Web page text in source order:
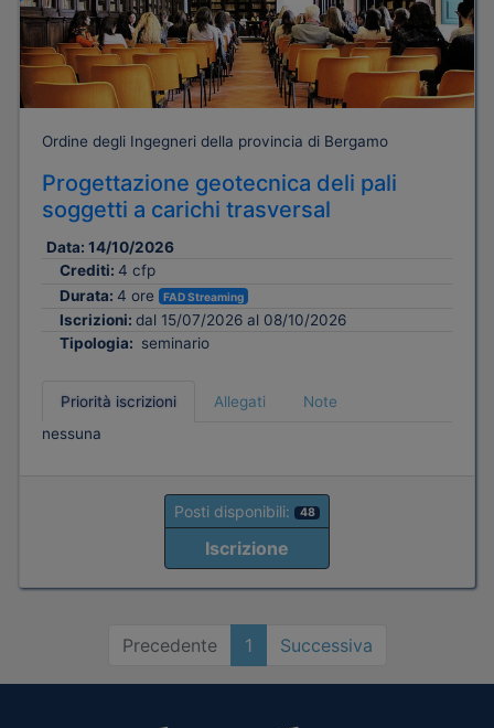
Ordine degli Ingegneri della provincia di Bergamo
Progettazione geotecnica deli pali
soggetti a carichi trasversal
Data: 14/10/2026
Crediti: 4 cfp
Durata: 4 ore FAD Streaming
Iscrizioni: dal 15/07/2026 al 08/10/2026
Tipologia: seminario
Priorità iscrizioni Allegati
Note
nessuna
Posti disponibili: 48
Iscrizione
Precedente 1 Successiva